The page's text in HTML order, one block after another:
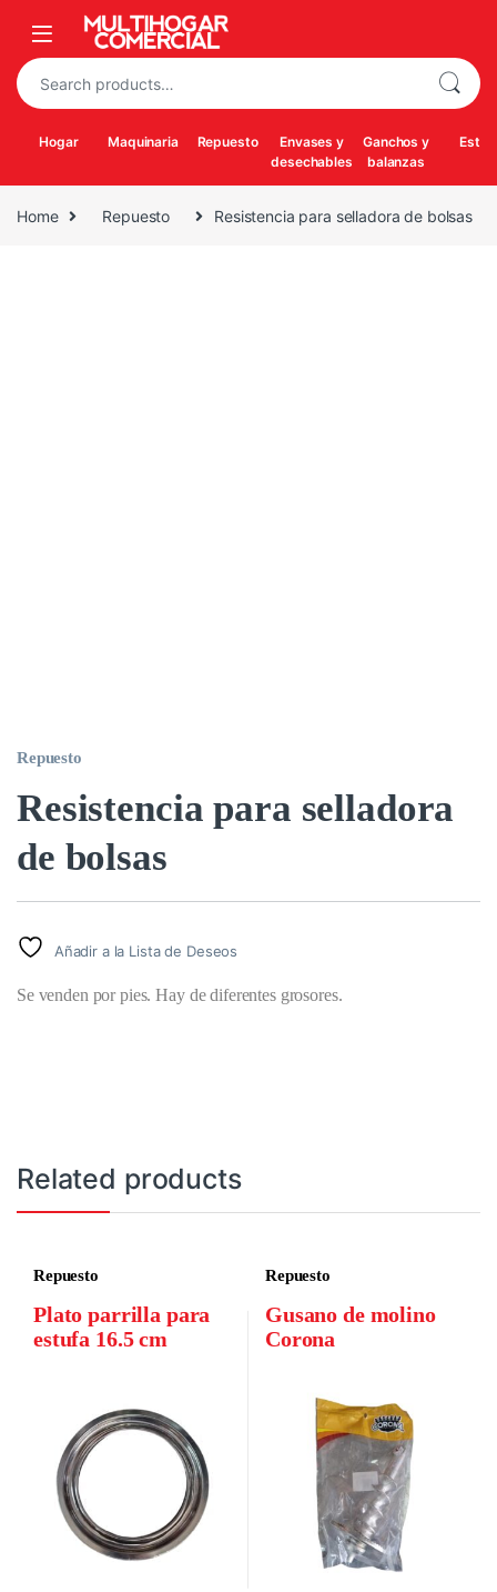
Skip to navigation
Skip to content
Search for:
Hogar Maquinaria Repuesto
Envases y
desechables
Ganchos y
balanzas
Home Repuesto Resistencia para selladora de bolsas
Repuesto
Resistencia para selladora
de bolsas
Añadir a la Lista de Deseos
Se venden por pies. Hay de diferentes grosores.
Related products
Repuesto
Plato parrilla para
estufa 16.5 cm
Repuesto
Gusano de molino
Corona